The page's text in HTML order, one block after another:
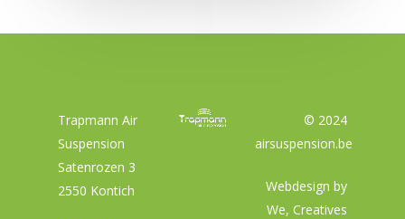
Trapmann Air
Suspension
Satenrozen 3
2550 Kontich
© 2024
airsuspension.be
Webdesign by
We, Creatives